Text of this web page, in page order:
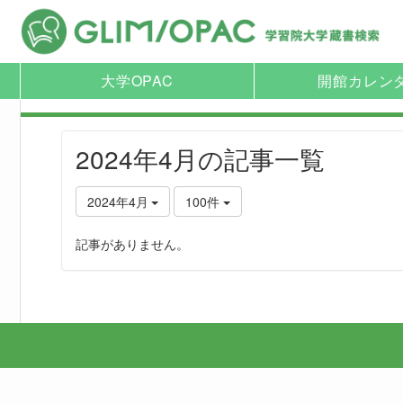
大学OPAC 開館カレン
2024年4月の記事一覧
2024年4月 100件
記事がありません。